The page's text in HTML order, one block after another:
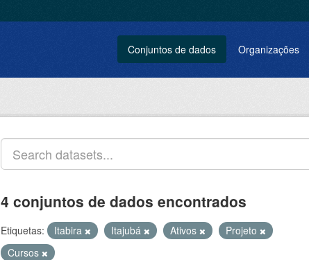
Conjuntos de dados Organizações
4 conjuntos de dados encontrados
Etiquetas: Itabira Itajubá Ativos
Projeto
Cursos